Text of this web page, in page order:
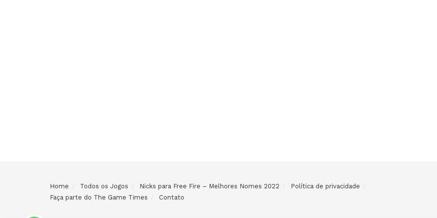
Home Todos os Jogos Nicks para Free Fire – Melhores Nomes 2022
Política de privacidade
Faça parte do The Game Times
Contato